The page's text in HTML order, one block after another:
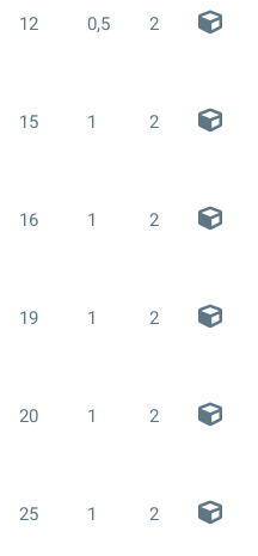
12 0,5 2
15 1 2
16 1 2
19 1 2
20 1 2
25 1 2